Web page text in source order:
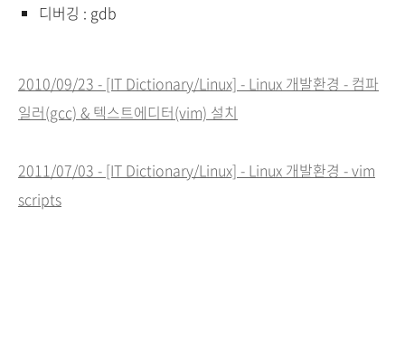
디버깅 : gdb
2010/09/23 - [IT Dictionary/Linux] - Linux 개발환경 - 컴파
일러(gcc) & 텍스트에디터(vim) 설치
2011/07/03 - [IT Dictionary/Linux] - Linux 개발환경 - vim
scripts